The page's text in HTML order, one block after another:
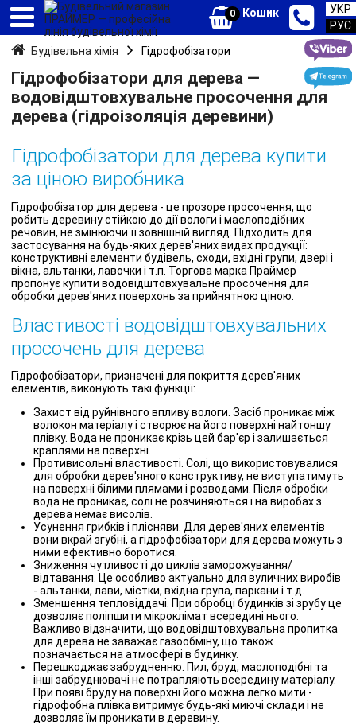
0 Кошик
УКР
РУС
Будівельна хімія
Гідрофобізатори
Гідрофобізатори для дерева —
водовідштовхувальне просочення для
дерева (гідроізоляція деревини)
Гідрофобізатори для дерева купити
за ціною виробника
Гідрофобізатор для дерева - це прозоре просочення, що
робить деревину стійкою до дії вологи і маслоподібних
речовин, не змінюючи її зовнішній вигляд. Підходить для
застосування на будь-яких дерев'яних видах продукції:
конструктивні елементи будівель, сходи, вхідні групи, двері і
вікна, альтанки, лавочки і т.п. Торгова марка Праймер
пропонує купити водовідштовхувальне просочення для
обробки дерев'яних поверхонь за прийнятною ціною.
Властивості водовідштовхувальних
просочень для дерева
Гідрофобізатори, призначені для покриття дерев'яних
елементів, виконують такі функції:
Захист від руйнівного впливу вологи. Засіб проникає між
волокон матеріалу і створює на його поверхні найтоншу
плівку. Вода не проникає крізь цей бар'єр і залишається
краплями на поверхні.
Противисольні властивості. Солі, що використовувалися
для обробки дерев'яного конструктиву, не виступатимуть
на поверхні білими плямами і розводами. Після обробки
вода не проникає, солі не розчиняються і на виробах з
дерева немає висолів.
Усунення грибків і плісняви. Для дерев'яних елементів
вони вкрай згубні, а гідрофобізатори для дерева можуть з
ними ефективно боротися.
Зниження чутливості до циклів заморожування/
відтавання. Це особливо актуально для вуличних виробів
- альтанки, лави, містки, вхідна група, паркани і т.д.
Зменшення тепловіддачі. При обробці будинків зі зрубу це
дозволяє поліпшити мікроклімат всередині нього.
Важливо відзначити, що водовідштовхувальна пропитка
для дерева не заважає газообміну, що також
позначається на атмосфері в будинку.
Перешкоджає забрудненню. Пил, бруд, маслоподібні та
інші забруднювачі не потрапляють всередину матеріалу.
При появі бруду на поверхні його можна легко мити -
гідрофобна плівка витримує будь-які миючі склади і не
дозволяє їм проникати в деревину.